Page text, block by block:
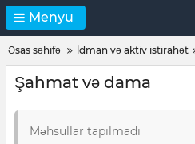
Menyu
Əsas səhifə İdman və aktiv istirahət
Şahmat və dama
Məhsullar tapılmadı